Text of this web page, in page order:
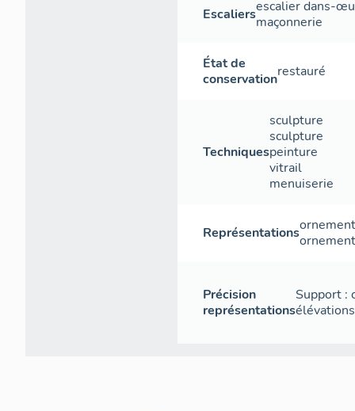
Escaliersescalier dans-
maçonnerie
État de
conservationrestauré
Techniques
sculpture
sculpture
peinture
vitrail
menuiserie
Représentations
Précision
représentations
Support :